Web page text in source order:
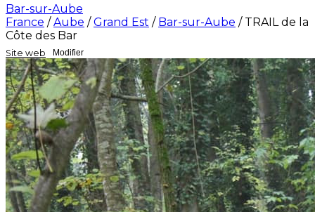
Bar-sur-Aube
France / Aube / Grand Est / Bar-sur-Aube / TRAIL de la
Côte des Bar
Site web Modifier